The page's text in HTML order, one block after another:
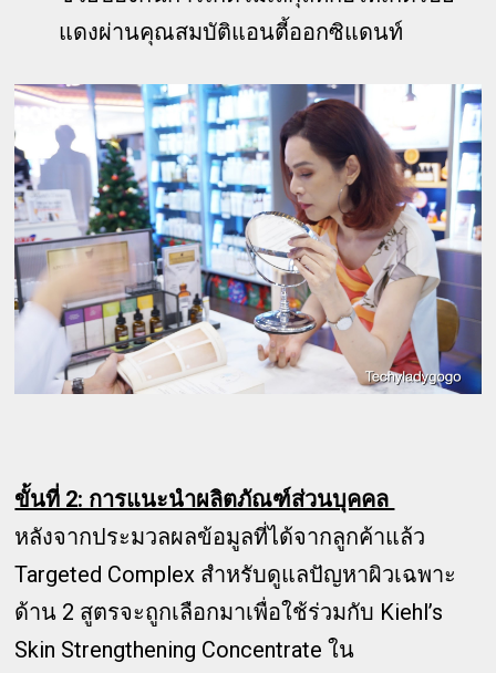
แดงผ่านคุณสมบัติแอนตี้ออกซิแดนท์
ขั้นที่ 2: การแนะนำผลิตภัณฑ์ส่วนบุคคล
หลังจากประมวลผลข้อมูลที่ได้จากลูกค้าแล้ว
Targeted Complex สำหรับดูแลปัญหาผิวเฉพาะ
ด้าน 2 สูตรจะถูกเลือกมาเพื่อใช้ร่วมกับ Kiehl’s
Skin Strengthening Concentrate ใน